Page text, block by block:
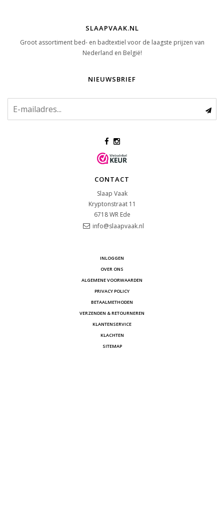
SLAAPVAAK.NL
Groot assortiment bed- en badtextiel voor de laagste prijzen van
Nederland en België!
NIEUWSBRIEF
CONTACT
Slaap Vaak
Kryptonstraat 11
6718 WR Ede
info@slaapvaak.nl
INLOGGEN
OVER ONS
ALGEMENE VOORWAARDEN
PRIVACY POLICY
BETAALMETHODEN
VERZENDEN & RETOURNEREN
KLANTENSERVICE
KLACHTEN
SITEMAP